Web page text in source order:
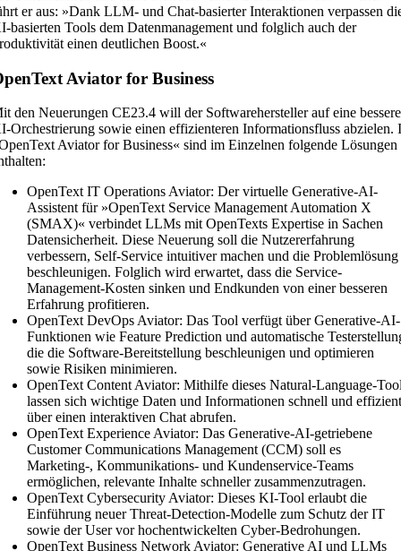
er aus: »Dank LLM- und Chat-basierter Interaktionen verpassen
basierten Tools dem Datenmanagement und folglich auch der
einen deutlichen Boost.«
Aviator for Business
den Neuerungen CE23.4 will der Softwarehersteller auf eine bessere
Orchestrierung sowie einen effizienteren Informationsfluss abzielen.
Aviator for Business« sind im Einzelnen folgende Lösungen
OpenText IT Operations Aviator: Der virtuelle Generative-AI-
Assistent für »OpenText Service Management Automation X
(SMAX)« verbindet LLMs mit OpenTexts Expertise in Sachen
Datensicherheit. Diese Neuerung soll die Nutzererfahrung
verbessern, Self-Service intuitiver machen und die Problemlösung
beschleunigen. Folglich wird erwartet, dass die Service-
Management-Kosten sinken und Endkunden von einer besseren
Erfahrung profitieren.
OpenText DevOps Aviator: Das Tool verfügt über Generative-AI-
Funktionen wie Feature Prediction und automatische
die die Software-Bereitstellung beschleunigen und optimieren
sowie Risiken minimieren.
OpenText Content Aviator: Mithilfe dieses Natural-Language-
lassen sich wichtige Daten und Informationen schnell und
über einen interaktiven Chat abrufen.
OpenText Experience Aviator: Das Generative-AI-getriebene
Customer Communications Management (CCM) soll es
Marketing-, Kommunikations- und Kundenservice-Teams
ermöglichen, relevante Inhalte schneller zusammenzutragen.
OpenText Cybersecurity Aviator: Dieses KI-Tool erlaubt die
Einführung neuer Threat-Detection-Modelle zum Schutz der IT
sowie der User vor hochentwickelten Cyber-Bedrohungen.
OpenText Business Network Aviator: Generative AI und LLMs